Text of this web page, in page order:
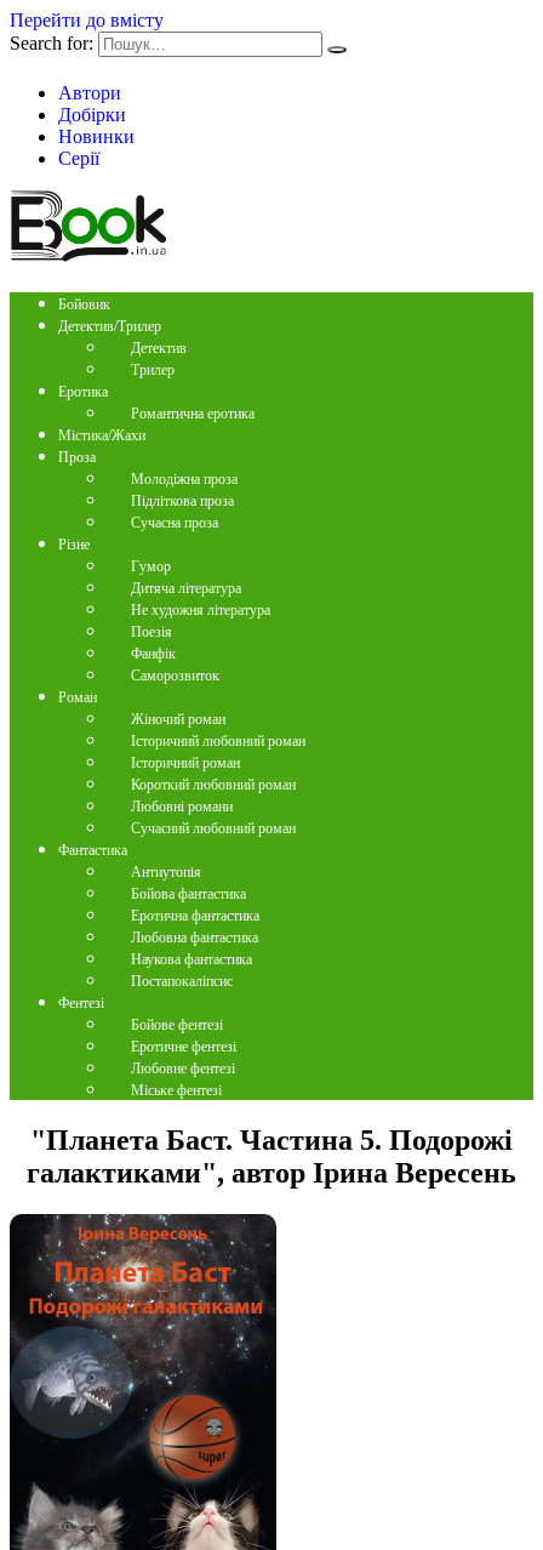
Перейти до вмісту
Search for:
Автори
Добірки
Новинки
Серії
Бойовик
Детектив/Трилер
Детектив
Трилер
Еротика
Романтична еротика
Містика/Жахи
Проза
Молодіжна проза
Підліткова проза
Сучасна проза
Різне
Гумор
Дитяча література
Не художня література
Поезія
Фанфік
Саморозвиток
Роман
Жіночий роман
Історичний любовний роман
Історичний роман
Короткий любовний роман
Любовні романи
Сучасний любовний роман
Фантастика
Антиутопія
Бойова фантастика
Еротична фантастика
Любовна фантастика
Наукова фантастика
Постапокаліпсис
Фентезі
Бойове фентезі
Еротичне фентезі
Любовне фентезі
Міське фентезі
"Планета Баст. Частина 5. Подорожі
галактиками", автор Ірина Вересень